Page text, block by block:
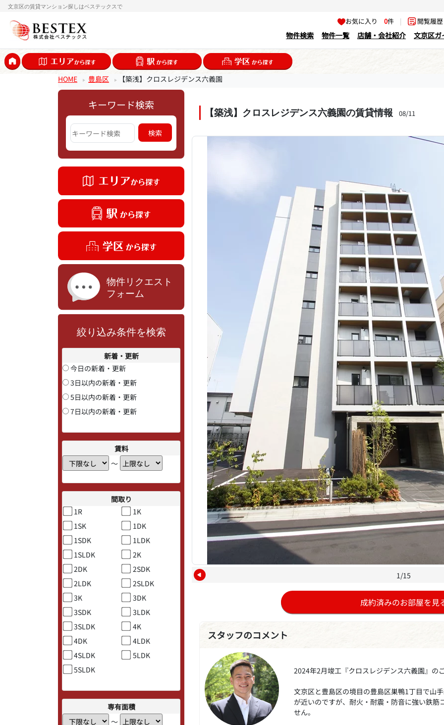
文京区の賃貸マンション探しはベステックスで
お気に入り0件 | 閲覧履
物件検索 物件一覧 店舗・会社紹介 文京区ガ
HOME 豊島区 【築浅】クロスレジデンス六義園
キーワード検索
絞り込み条件を検索
新着・更新
今日の新着・更新
3日以内の新着・更新
5日以内の新着・更新
7日以内の新着・更新
賃料
〜
間取り
1R
1K
1SK
1DK
1SDK
1LDK
1SLDK
2K
2DK
2SDK
2LDK
2SLDK
3K
3DK
3SDK
3LDK
3SLDK
4K
4DK
4LDK
4SLDK
5LDK
5SLDK
専有面積
〜
【築浅】クロスレジデンス六義園の賃貸情報 08/11
1/15
成約済みのお部屋を見
スタッフのコメント
2024年2月竣工『クロスレジデンス六義園』の
文京区と豊島区の境目の豊島区巣鴨1丁目で山
が近いのですが、耐火・耐震・防音に強い鉄
せん。